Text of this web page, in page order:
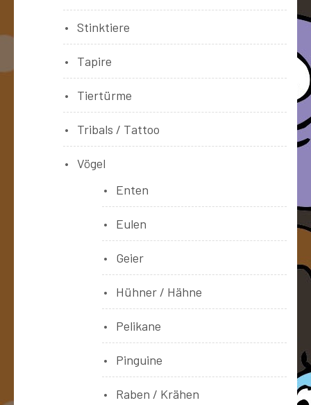
Stinktiere
Tapire
Tiertürme
Tribals / Tattoo
Vögel
Enten
Eulen
Geier
Hühner / Hähne
Pelikane
Pinguine
Raben / Krähen